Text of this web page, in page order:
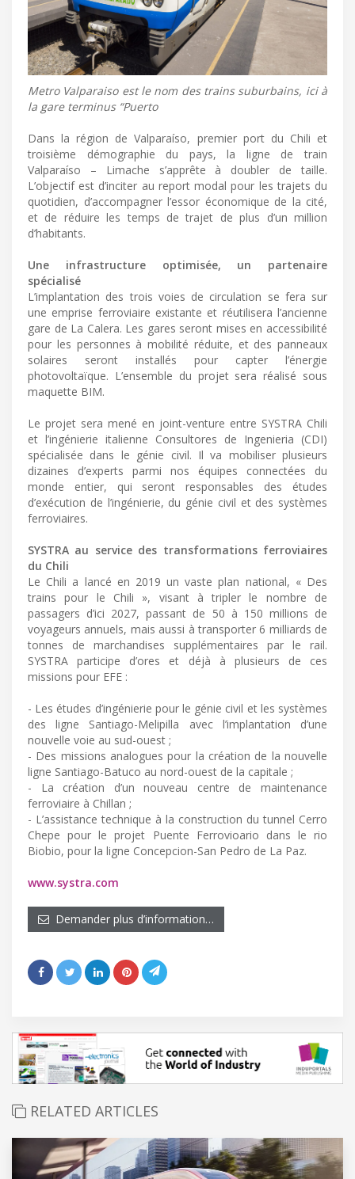
Metro Valparaiso est le nom des trains suburbains, ici à
la gare terminus “Puerto
Dans la région de Valparaíso, premier port du Chili et
troisième démographie du pays, la ligne de train
Valparaíso – Limache s’apprête à doubler de taille.
L’objectif est d’inciter au report modal pour les trajets du
quotidien, d’accompagner l’essor économique de la cité,
et de réduire les temps de trajet de plus d’un million
d’habitants.
Une infrastructure optimisée, un partenaire
spécialisé
L’implantation des trois voies de circulation se fera sur
une emprise ferroviaire existante et réutilisera l’ancienne
gare de La Calera. Les gares seront mises en accessibilité
pour les personnes à mobilité réduite, et des panneaux
solaires seront installés pour capter l’énergie
photovoltaïque. L’ensemble du projet sera réalisé sous
maquette BIM.
Le projet sera mené en joint-venture entre SYSTRA Chili
et l’ingénierie italienne Consultores de Ingenieria (CDI)
spécialisée dans le génie civil. Il va mobiliser plusieurs
dizaines d’experts parmi nos équipes connectées du
monde entier, qui seront responsables des études
d’exécution de l’ingénierie, du génie civil et des systèmes
ferroviaires.
SYSTRA au service des transformations ferroviaires
du Chili
Le Chili a lancé en 2019 un vaste plan national, « Des
trains pour le Chili », visant à tripler le nombre de
passagers d’ici 2027, passant de 50 à 150 millions de
voyageurs annuels, mais aussi à transporter 6 milliards de
tonnes de marchandises supplémentaires par le rail.
SYSTRA participe d’ores et déjà à plusieurs de ces
missions pour EFE :
- Les études d’ingénierie pour le génie civil et les systèmes
des ligne Santiago-Melipilla avec l’implantation d’une
nouvelle voie au sud-ouest ;
- Des missions analogues pour la création de la nouvelle
ligne Santiago-Batuco au nord-ouest de la capitale ;
- La création d’un nouveau centre de maintenance
ferroviaire à Chillan ;
- L’assistance technique à la construction du tunnel Cerro
Chepe pour le projet Puente Ferrovioario dans le rio
Biobio, pour la ligne Concepcion-San Pedro de La Paz.
www.systra.com
Demander plus d’information…
RELATED ARTICLES